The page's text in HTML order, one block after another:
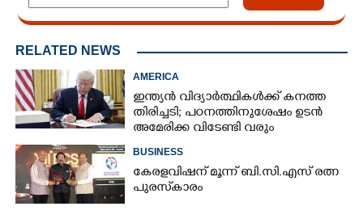
RELATED NEWS
AMERICA
ഇന്ത്യൻ വിദ്യാർത്ഥികൾക്ക് കനത്ത
തിരിച്ചടി; പഠനത്തിനുശേഷം ഉടൻ
അമേരിക്ക വിടേണ്ടി വരും
BUSINESS
കേരളവിഷന് മൂന്ന് ബി.സി.എസ് രത്ന
പുരസ്‌കാരം